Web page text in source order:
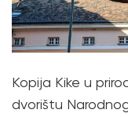
Kopija Kike u
dvorištu